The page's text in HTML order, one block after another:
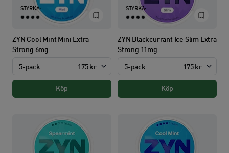
STYRKA:
ZYN Cool Mint Mini Extra
Strong 6mg
5-pack 175 kr
Köp
STYRKA:
ZYN Blackcurrant Ice Slim Extra
Strong 11mg
5-pack 175 kr
Köp